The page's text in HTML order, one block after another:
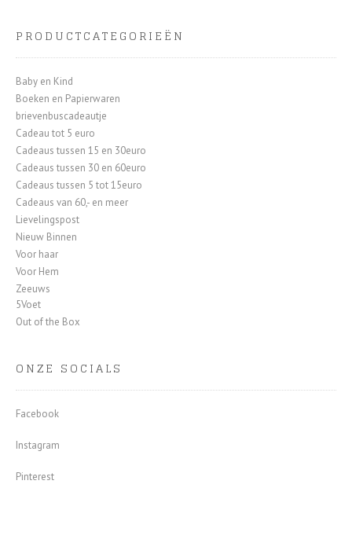
PRODUCTCATEGORIEËN
Baby en Kind
Boeken en Papierwaren
brievenbuscadeautje
Cadeau tot 5 euro
Cadeaus tussen 15 en 30euro
Cadeaus tussen 30 en 60euro
Cadeaus tussen 5 tot 15euro
Cadeaus van 60,- en meer
Lievelingspost
Nieuw Binnen
Voor haar
Voor Hem
Zeeuws
5Voet
Out of the Box
ONZE SOCIALS
Facebook
Instagram
Pinterest